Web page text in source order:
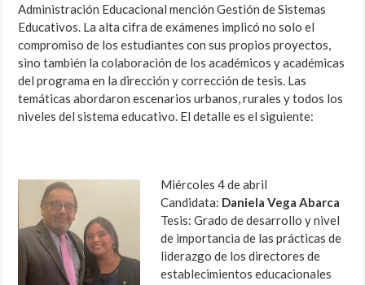
Administración Educacional mención Gestión de Sistemas
Educativos. La alta cifra de exámenes implicó no solo el
compromiso de los estudiantes con sus propios proyectos,
sino también la colaboración de los académicos y académicas
del programa en la dirección y corrección de tesis. Las
temáticas abordaron escenarios urbanos, rurales y todos los
niveles del sistema educativo. El detalle es el siguiente:
Miércoles 4 de abril
Candidata: Daniela Vega Abarca
Tesis: Grado de desarrollo y nivel
de importancia de las prácticas de
liderazgo de los directores de
establecimientos educacionales